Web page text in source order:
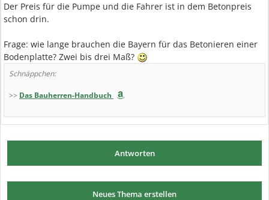
Der Preis für die Pumpe und die Fahrer ist in dem Betonpreis
schon drin.
Frage: wie lange brauchen die Bayern für das Betonieren einer
Bodenplatte? Zwei bis drei Maß?
Schnäppchen:
>> Das Bauherren-Handbuch
Antworten
Neues Thema erstellen